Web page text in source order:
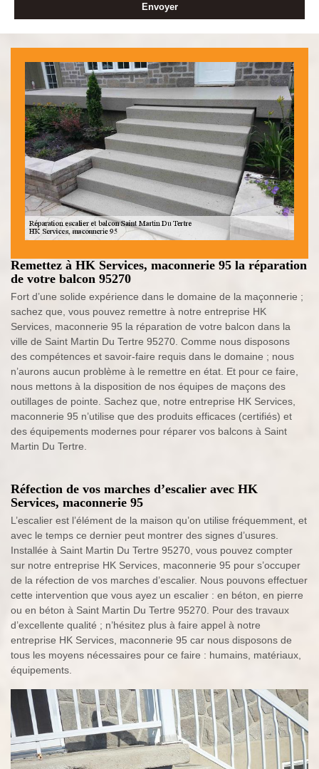
Remettez à HK Services, maconnerie 95 la réparation
de votre balcon 95270
Fort d’une solide expérience dans le domaine de la maçonnerie ;
sachez que, vous pouvez remettre à notre entreprise HK
Services, maconnerie 95 la réparation de votre balcon dans la
ville de Saint Martin Du Tertre 95270. Comme nous disposons
des compétences et savoir-faire requis dans le domaine ; nous
n’aurons aucun problème à le remettre en état. Et pour ce faire,
nous mettons à la disposition de nos équipes de maçons des
outillages de pointe. Sachez que, notre entreprise HK Services,
maconnerie 95 n’utilise que des produits efficaces (certifiés) et
des équipements modernes pour réparer vos balcons à Saint
Martin Du Tertre.
Réfection de vos marches d’escalier avec HK
Services, maconnerie 95
L’escalier est l’élément de la maison qu’on utilise fréquemment, et
avec le temps ce dernier peut montrer des signes d’usures.
Installée à Saint Martin Du Tertre 95270, vous pouvez compter
sur notre entreprise HK Services, maconnerie 95 pour s’occuper
de la réfection de vos marches d’escalier. Nous pouvons effectuer
cette intervention que vous ayez un escalier : en béton, en pierre
ou en béton à Saint Martin Du Tertre 95270. Pour des travaux
d’excellente qualité ; n’hésitez plus à faire appel à notre
entreprise HK Services, maconnerie 95 car nous disposons de
tous les moyens nécessaires pour ce faire : humains, matériaux,
équipements.